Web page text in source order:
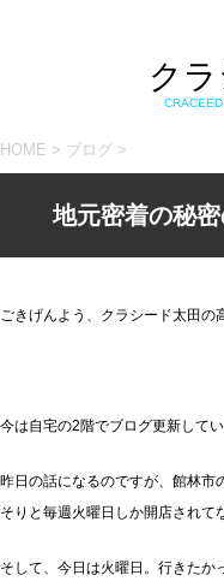
ク
CRACEED
HOME > ブログ >
地元密着の秘
ごきげんよう、クラシード太田の
今は自宅の2階でブログ更新してい
昨日の話になるのですが、館林市
そりと毎週火曜日しか開店されて
そして、今日は火曜日。行きたか